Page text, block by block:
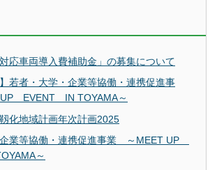
対応車両導入費補助金」の募集について
】若者・大学・企業等協働・連携促進事
EVENT IN TOYAMA～
化地域計画年次計画2025
業等協働・連携促進事業 ～MEET UP
～